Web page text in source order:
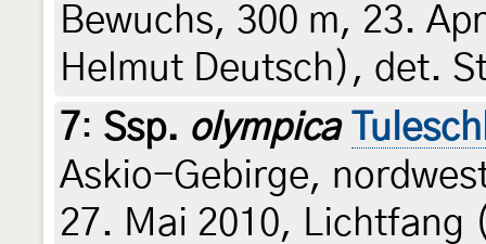
Bewuchs, 300 m, 23.
Helmut Deutsch), det.
7: Ssp. olympica
Askio-Gebirge,
27. Mai 2010,